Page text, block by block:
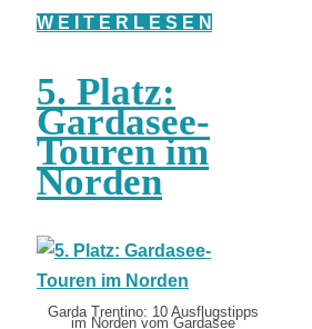
W E I T E R L E S E N
5. Platz:
Gardasee-
Touren im
Norden
Garda Trentino: 10 Ausflugstipps
im Norden vom Gardasee